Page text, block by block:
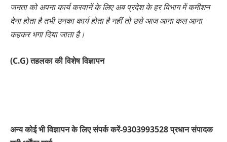
जनता को अपना कार्य करवानें के लिए अब प्रदेश के हर विभाग में कमीशन
देना होता है तभी उनका कार्य होता है नहीं तो उसे आज आना कल आना
कहकर भगा दिया जाता है।
(C.G) तहलका की विशेष विज्ञापन
अन्य कोई भी विज्ञापन के लिए संपर्क करें-9303993528 प्रधान संपादक